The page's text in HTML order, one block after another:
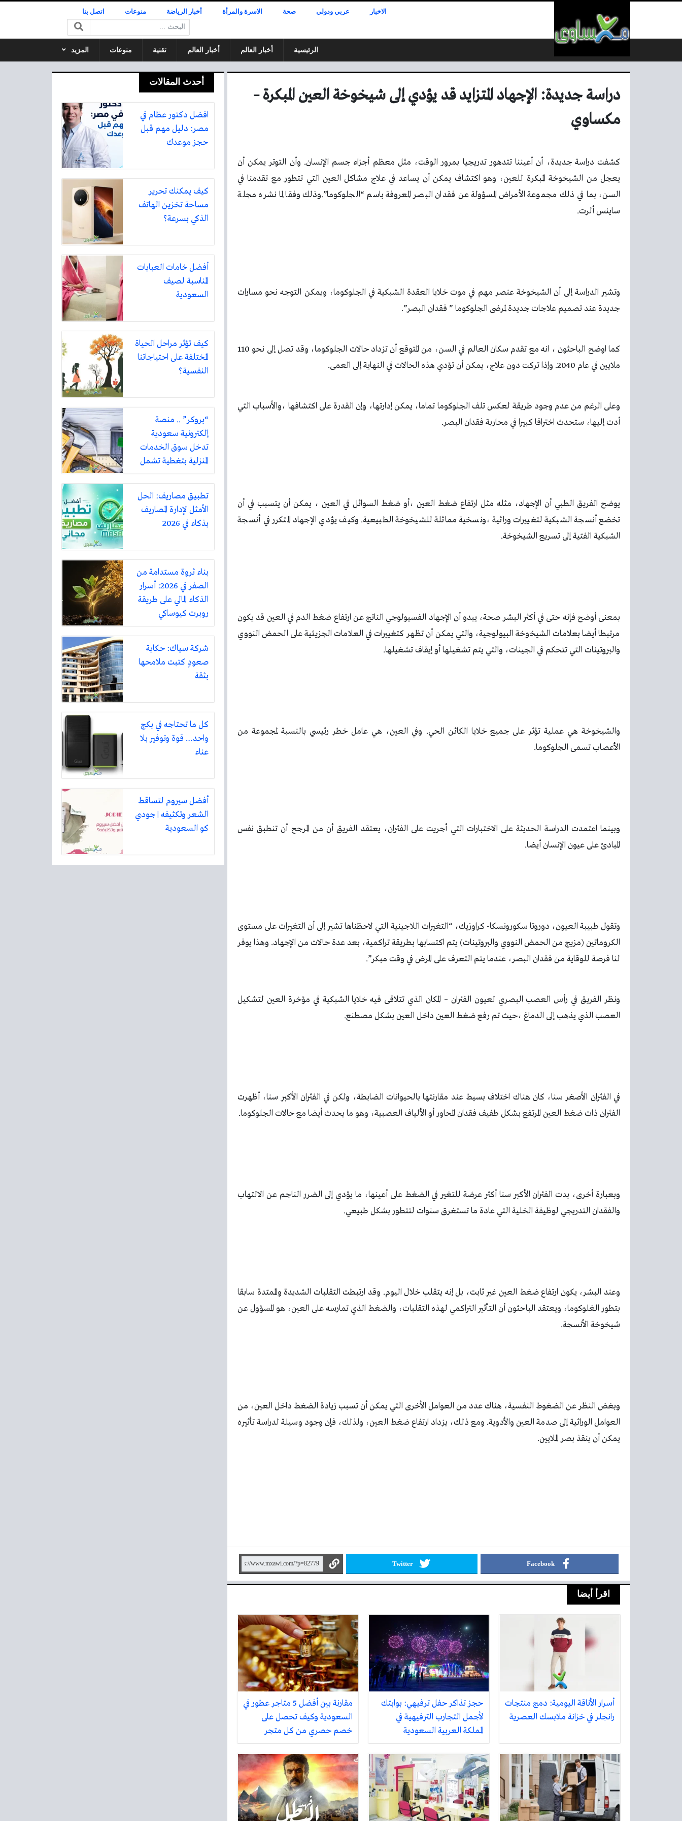
الاخبار عربي ودولي صحة الاسرة والمرأة أخبار الرياضة منوعات اتصل بنا
البحث:
الرئيسية أخبار العالم أخبار العالم تقنية منوعات المزيد
دراسة جديدة: الإجهاد المتزايد قد يؤدي إلى شيخوخة العين المبكرة –
مكساوي
كشفت دراسة جديدة، أن أعيننا تتدهور تدريجيا بمرور الوقت، مثل معظم أجزاء جسم الإنسان. وأن التوتر يمكن أن
يعجل من الشيخوخة المبكرة للعين، وهو اكتشاف يمكن أن يساعد في علاج مشاكل العين التي تتطور مع تقدمنا في
السن، بما في ذلك مجموعة الأمراض المسؤولة عن فقدان البصر المعروفة باسم “الجلوكوما”.وذلك وفقا لما نشره مجلة
ساينس ألرت.
وتشير الدراسة إلى أن الشيخوخة عنصر مهم في موت خلايا العقدة الشبكية في الجلوكوما، ويمكن التوجه نحو مسارات
جديدة عند تصميم علاجات جديدة لمرضى الجلوكوما ” فقدان البصر”.
كما اوضح الباحثون ، انه مع تقدم سكان العالم في السن، من المتوقع أن تزداد حالات الجلوكوما، وقد تصل إلى نحو 110
ملايين في عام 2040. وإذا تركت دون علاج، يمكن أن تؤدي هذه الحالات في النهاية إلى العمى.
وعلى الرغم من عدم وجود طريقة لعكس تلف الجلوكوما تماما، يمكن إدارتها، وإن القدرة على اكتشافها ،والأسباب التي
أدت إليها، ستحدث اختراقا كبيرا في محاربة فقدان البصر.
يوضح الفريق الطبي أن الإجهاد، مثله مثل ارتفاع ضغط العين ،أو ضغط السوائل في العين ، يمكن أن يتسبب في أن
تخضع أنسجة الشبكية لتغييرات وراثية ،ونسخية مماثلة للشيخوخة الطبيعية. وكيف يؤدي الإجهاد المتكرر في أنسجة
الشبكية الفتية إلى تسريع الشيخوخة.
بمعنى أوضح فإنه حتى في أكثر البشر صحة، يبدو أن الإجهاد الفسيولوجي الناتج عن ارتفاع ضغط الدم في العين قد يكون
مرتبطا أيضا بعلامات الشيخوخة البيولوجية، والتي يمكن أن تظهر كتغييرات في العلامات الجزيئية على الحمض النووي
والبروتينات التي تتحكم في الجينات، والتي يتم تشغيلها أو إيقاف تشغيلها.
والشيخوخة هي عملية تؤثر على جميع خلايا الكائن الحي. وفي العين، هي عامل خطر رئيسي بالنسبة لمجموعة من
الأعصاب تسمى الجلوكوما.
وبينما اعتمدت الدراسة الحديثة على الاختبارات التي أجريت على الفئران، يعتقد الفريق أن من المرجح أن تنطبق نفس
المبادئ على عيون الإنسان أيضا.
وتقول طبيبة العيون، دوروتا سكورونسكا- كراوزيك، “التغيرات اللاجينية التي لاحظناها تشير إلى أن التغيرات على مستوى
الكروماتين (مزيج من الحمض النووي والبروتينات) يتم اكتسابها بطريقة تراكمية، بعد عدة حالات من الإجهاد. وهذا يوفر
لنا فرصة للوقاية من فقدان البصر، عندما يتم التعرف على المرض في وقت مبكر”.
ونظر الفريق في رأس العصب البصري لعيون الفئران – المكان الذي تتلاقى فيه خلايا الشبكية في مؤخرة العين لتشكيل
العصب الذي يذهب إلى الدماغ ،حيث تم رفع ضغط العين داخل العين بشكل مصطنع.
في الفئران الأصغر سنا، كان هناك اختلاف بسيط عند مقارنتها بالحيوانات الضابطة، ولكن في الفئران الأكبر سنا، أظهرت
الفئران ذات ضغط العين المرتفع بشكل طفيف فقدان المحاور أو الألياف العصبية، وهو ما يحدث أيضا مع حالات الجلوكوما.
وبعبارة أخرى، بدت الفئران الأكبر سنا أكثر عرضة للتغير في الضغط على أعينها، ما يؤدي إلى الضرر الناجم عن الالتهاب
والفقدان التدريجي لوظيفة الخلية التي عادة ما تستغرق سنوات لتتطور بشكل طبيعي.
وعند البشر، يكون ارتفاع ضغط العين غير ثابت، بل إنه يتقلب خلال اليوم. وقد ارتبطت التقلبات الشديدة والممتدة سابقا
بتطور الغلوكوما، ويعتقد الباحثون أن التأثير التراكمي لهذه التقلبات، والضغط الذي تمارسه على العين، هو المسؤول عن
شيخوخة الأنسجة.
وبغض النظر عن الضغوط النفسية، هناك عدد من العوامل الأخرى التي يمكن أن تسبب زيادة الضغط داخل العين، من
العوامل الوراثية إلى صدمة العين والأدوية. ومع ذلك، يزداد ارتفاع ضغط العين، ولذلك، فإن وجود وسيلة لدراسة تأثيره
يمكن أن ينقذ بصر الملايين.
Facebook
Twitter
اقرأ أيضا
أسرار الأناقة اليومية: دمج منتجات
رانجلر في خزانة ملابسك العصرية
حجز تذاكر حفل ترفيهي: بوابتك
لأجمل التجارب الترفيهية في
المملكة العربية السعودية
مقارنة بين أفضل 5 متاجر عطور في
السعودية وكيف تحصل على
خصم حصري من كل متجر
أحدث المقالات
افضل دكتور عظام في
مصر: دليل مهم قبل
حجز موعدك
كيف يمكنك تحرير
مساحة تخزين الهاتف
الذكي بسرعة؟
أفضل خامات العبايات
المناسبة لصيف
السعودية
كيف تؤثر مراحل الحياة
المختلفة على احتياجاتنا
النفسية؟
“بروكر” .. منصة
إلكترونية سعودية
تدخل سوق الخدمات
المنزلية بتغطية تشمل
أكثر من ثلاثين مدينة
تطبيق مصاريف: الحل
الأمثل لإدارة المصاريف
بذكاء في 2026
بناء ثروة مستدامة من
الصفر في 2026: أسرار
الذكاء المالي على طريقة
روبرت كيوساكي
شركة سياك: حكاية
صعودٍ كتبت ملامحها
بثقة
كل ما تحتاجه في بكج
واحد… قوة وتوفير بلا
عناء
أفضل سيروم لتساقط
الشعر وتكثيفه | جودي
كو السعودية